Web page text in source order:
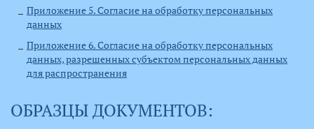
Приложение 5. Согласие на обработку персональных
данных
Приложение 6. Согласие на обработку персональных
данных, разрешенных субъектом персональных данных
для распространения
ОБРАЗЦЫ ДОКУМЕНТОВ: